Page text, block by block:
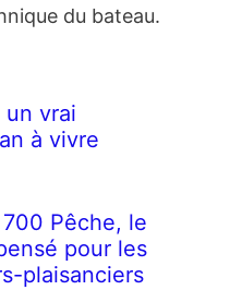
du bateau.
un vrai
à vivre
Pêche, le
pour les
plaisanciers